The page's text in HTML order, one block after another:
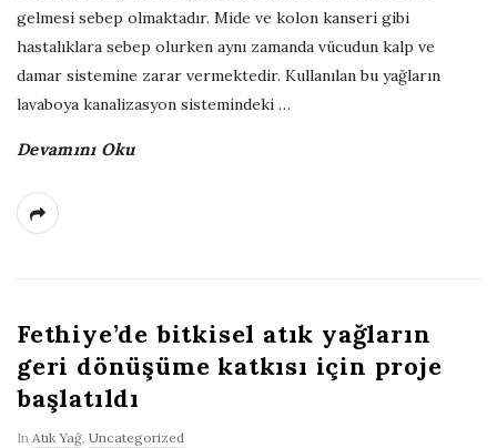
gelmesi sebep olmaktadır. Mide ve kolon kanseri gibi
hastalıklara sebep olurken aynı zamanda vücudun kalp ve
damar sistemine zarar vermektedir. Kullanılan bu yağların
lavaboya kanalizasyon sistemindeki …
Devamını Oku
Fethiye’de bitkisel atık yağların
geri dönüşüme katkısı için proje
başlatıldı
In Atık Yağ, Uncategorized